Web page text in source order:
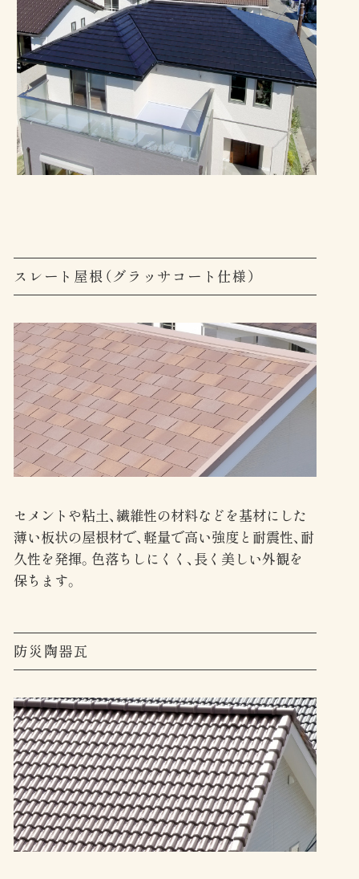
スレート屋根（グラッサコート仕様）
セメントや粘土、繊維性の材料などを基材にした
薄い板状の屋根材で、軽量で高い強度と耐震性、耐
久性を発揮。色落ちしにくく、長く美しい外観を
保ちます。
防災陶器瓦